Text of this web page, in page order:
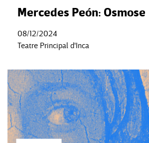
Mercedes Peón: Osmose
08/12/2024
Teatre Principal d'Inca